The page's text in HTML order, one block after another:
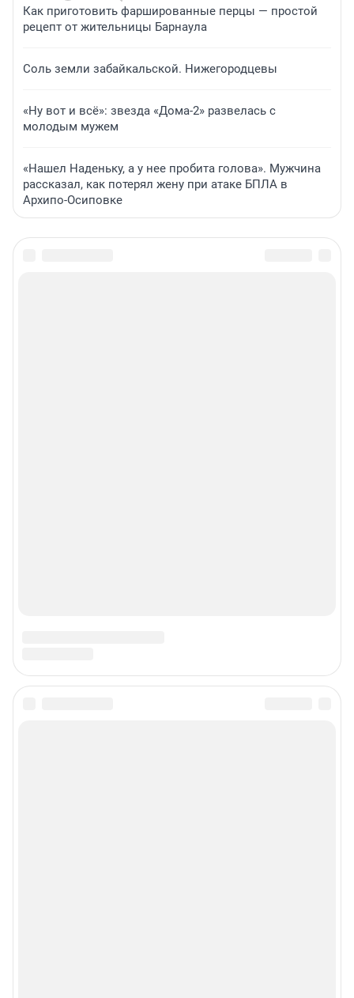
Как приготовить фаршированные перцы — простой
рецепт от жительницы Барнаула
Соль земли забайкальской. Нижегородцевы
«Ну вот и всё»: звезда «Дома-2» развелась с
молодым мужем
«Нашел Наденьку, а у нее пробита голова». Мужчина
рассказал, как потерял жену при атаке БПЛА в
Архипо-Осиповке